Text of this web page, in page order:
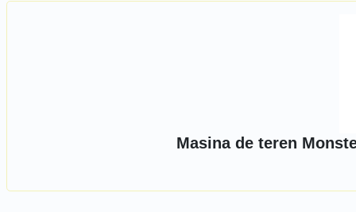
Masina de teren